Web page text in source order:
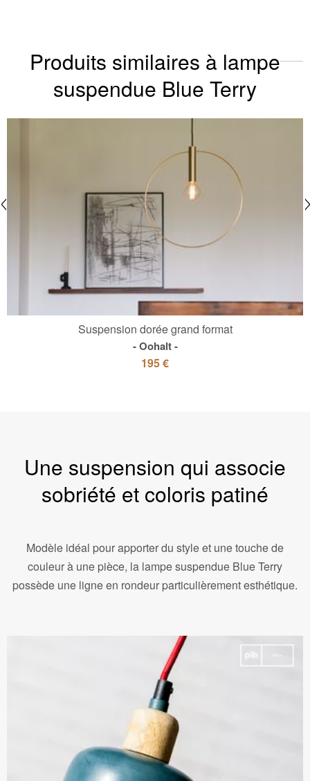
Produits similaires à lampe
suspendue Blue Terry
Suspension dorée grand format
Oohalt
195 €
Une suspension qui associe
sobriété et coloris patiné
Modèle idéal pour apporter du style et une touche de
couleur à une pièce, la lampe suspendue Blue Terry
possède une ligne en rondeur particulièrement esthétique.